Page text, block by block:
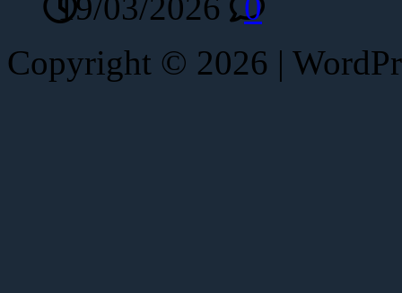
Copyright © 2026 |